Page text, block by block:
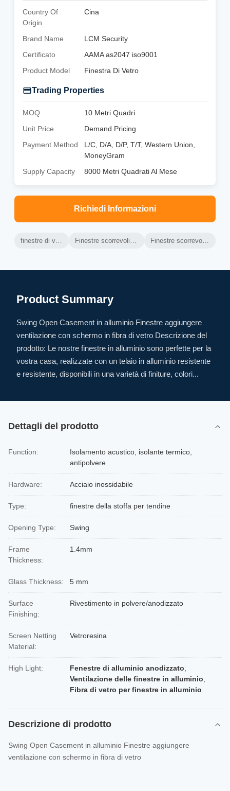
Country Of
Origin
Cina
Brand Name
LCM Security
Certificato
AAMA as2047 iso9001
Product Model
Finestra Di Vetro
Trading Properties
MOQ
10 Metri Quadri
Unit Price
Demand Pricing
Payment Method
L/C, D/A, D/P, T/T, Western Union,
MoneyGram
Supply Capacity
8000 Metri Quadrati Al Mese
Richiedi Informazioni
finestre di vetro di alluminio Finestre scorrevoli orizzontali in alluminio Finestre scorrevoli in vetro di alluminio
Product Summary
Swing Open Casement in alluminio Finestre aggiungere
ventilazione con schermo in fibra di vetro Descrizione del
prodotto: Le nostre finestre in alluminio sono perfette per la
vostra casa, realizzate con un telaio in alluminio resistente
e resistente, disponibili in una varietà di finiture, colori...
Dettagli del prodotto
Function:
Isolamento acustico, isolante termico,
antipolvere
Hardware: Acciaio inossidabile
Type: finestre della stoffa per tendine
Opening Type: Swing
Frame
Thickness:
1.4mm
Glass Thickness: 5 mm
Surface
Finishing:
Rivestimento in polvere/anodizzato
Screen Netting
Material:
Vetroresina
High Light: Fenestre di alluminio anodizzato
Ventilazione delle finestre in alluminio
Fibra di vetro per finestre in alluminio
Descrizione di prodotto
Swing Open Casement in alluminio Finestre aggiungere
ventilazione con schermo in fibra di vetro